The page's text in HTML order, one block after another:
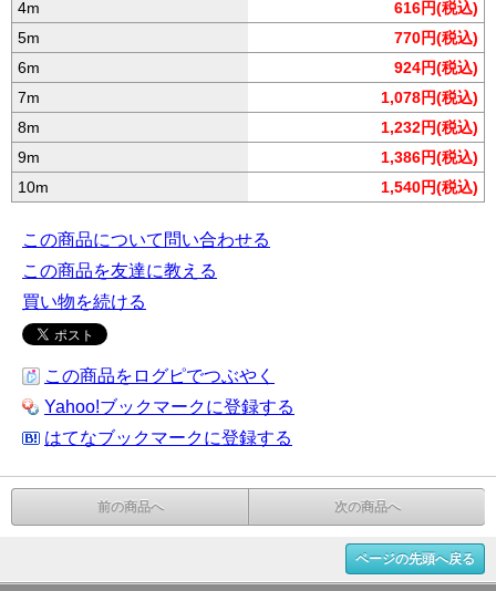
4m
616円(税込)
5m
770円(税込)
6m
924円(税込)
7m
1,078円(税込)
8m
1,232円(税込)
9m
1,386円(税込)
10m
1,540円(税込)
この商品について問い合わせる
この商品を友達に教える
買い物を続ける
この商品をログピでつぶやく
Yahoo!ブックマークに登録する
はてなブックマークに登録する
前の商品へ 次の商品へ
ページの先頭へ戻る